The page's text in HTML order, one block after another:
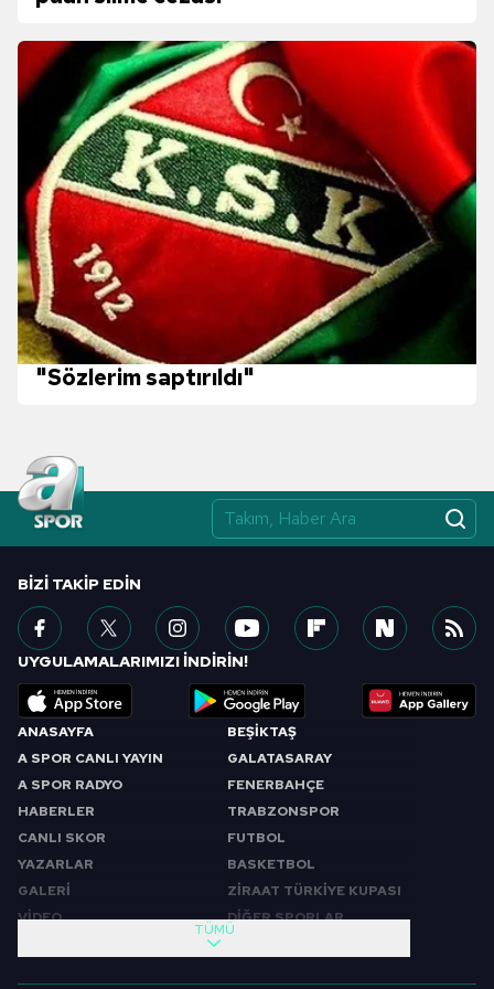
"Sözlerim saptırıldı"
ANASAYFA
A SPOR CANLI YAYIN
A SPOR RADYO
HABERLER
CANLI SKOR
YAZARLAR
GALERİ
VİDEO
BEŞİKTAŞ
GALATASARAY
FENERBAHÇE
TRABZONSPOR
FUTBOL
BASKETBOL
ZİRAAT TÜRKİYE KUPASI
DİĞER SPORLAR
TÜMÜ
BIZI TAKIP EDIN
UYGULAMALARIMIZI İNDİRİN!